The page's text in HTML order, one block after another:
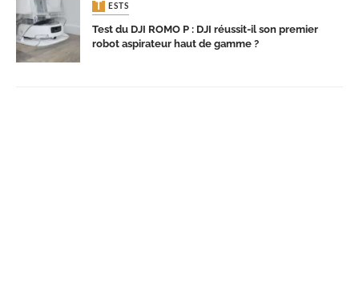
TESTS
Test du DJI ROMO P : DJI réussit-il son premier
robot aspirateur haut de gamme ?